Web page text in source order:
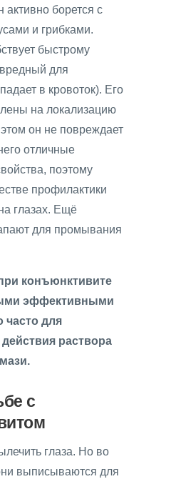
борется с
и грибками.
быстрому
для
в кровоток). Его
на локализацию
он не повреждает
отличные
поэтому
профилактики
глазах. Ещё
для промывания
конъюнктивите
эффективными
часто для
раствора
с
глаза. Но во
выписываются для